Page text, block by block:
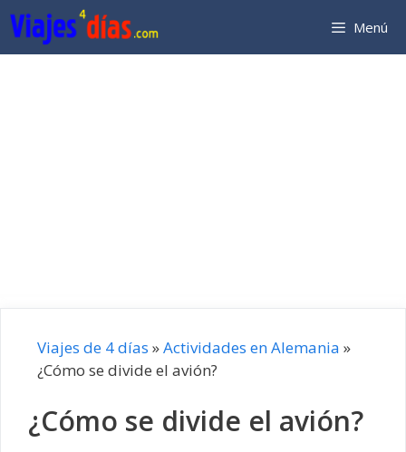
Saltar
al
contenido
Menú
Viajes de 4 días »Actividades en Alemania »
¿Cómo se divide el avión?
¿Cómo se divide el avión?